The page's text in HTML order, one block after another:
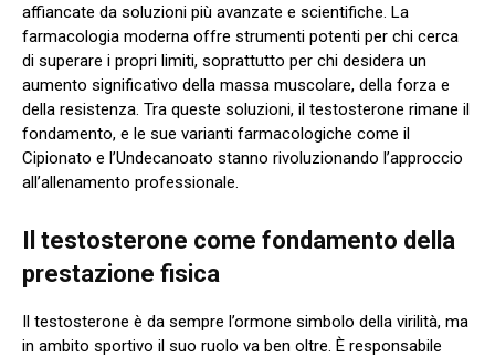
affiancate da soluzioni più avanzate e scientifiche. La
farmacologia moderna offre strumenti potenti per chi cerca
di superare i propri limiti, soprattutto per chi desidera un
aumento significativo della massa muscolare, della forza e
della resistenza. Tra queste soluzioni, il testosterone rimane il
fondamento, e le sue varianti farmacologiche come il
Cipionato e l’Undecanoato stanno rivoluzionando l’approccio
all’allenamento professionale.
Il testosterone come fondamento della
prestazione fisica
Il testosterone è da sempre l’ormone simbolo della virilità, ma
in ambito sportivo il suo ruolo va ben oltre. È responsabile